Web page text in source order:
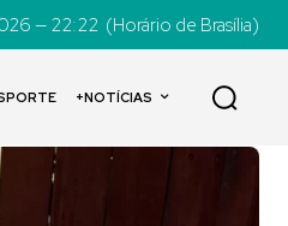
— 22:22 (Horário de Brasília)
+NOTÍCIAS